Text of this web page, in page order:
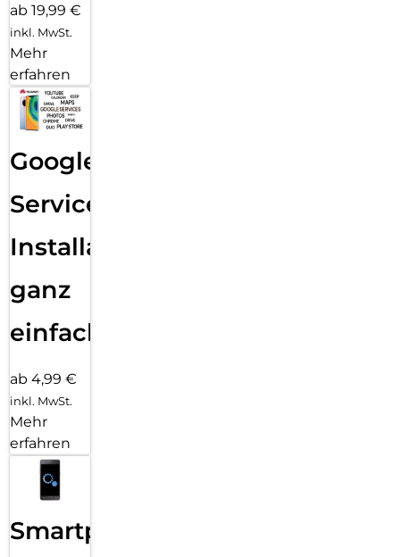
ab 19,99 €
inkl. MwSt.
Mehr
erfahren
Google
Services
Installation
ganz
einfach
ab 4,99 €
inkl. MwSt.
Mehr
erfahren
Smartphone